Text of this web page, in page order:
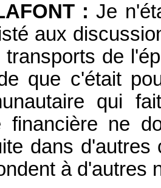
: Je
aux
transports de
que c'était
qui
financière ne
dans
à d'autres